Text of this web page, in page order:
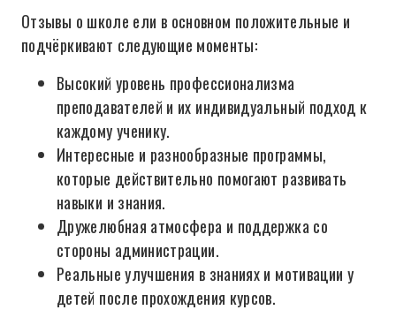
Отзывы о школе ели в основном положительные и
подчёркивают следующие моменты:
Высокий уровень профессионализма
преподавателей и их индивидуальный подход к
каждому ученику.
Интересные и разнообразные программы,
которые действительно помогают развивать
навыки и знания.
Дружелюбная атмосфера и поддержка со
стороны администрации.
Реальные улучшения в знаниях и мотивации у
детей после прохождения курсов.